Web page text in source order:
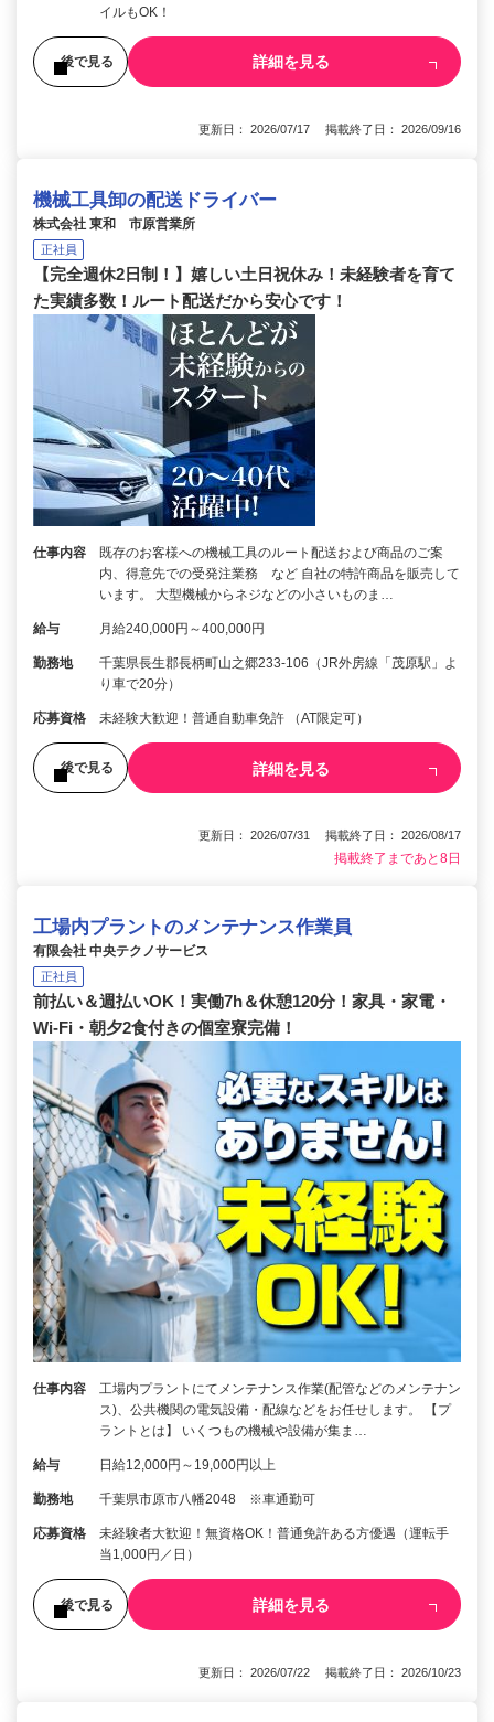
イルもOK！
後で見る 詳細を見る
更新日： 2026/07/17 掲載終了日： 2026/09/16
機械工具卸の配送ドライバー
株式会社 東和 市原営業所
正社員
【完全週休2日制！】嬉しい土日祝休み！未経験者を育て
た実績多数！ルート配送だから安心です！
仕事内容
既存のお客様への機械工具のルート配送および商品のご案
内、得意先での受発注業務 など 自社の特許商品を販売して
います。 大型機械からネジなどの小さいものま…
給与 月給240,000円～400,000円
勤務地
千葉県長生郡長柄町山之郷233-106（JR外房線「茂原駅」よ
り車で20分）
応募資格 未経験大歓迎！普通自動車免許 （AT限定可）
後で見る 詳細を見る
更新日： 2026/07/31 掲載終了日： 2026/08/17
掲載終了まであと8日
工場内プラントのメンテナンス作業員
有限会社 中央テクノサービス
正社員
前払い＆週払いOK！実働7h＆休憩120分！家具・家電・
Wi-Fi・朝夕2食付きの個室寮完備！
仕事内容
工場内プラントにてメンテナンス作業(配管などのメンテナン
ス)、公共機関の電気設備・配線などをお任せします。 【プ
ラントとは】 いくつもの機械や設備が集ま…
給与 日給12,000円～19,000円以上
勤務地 千葉県市原市八幡2048 ※車通勤可
応募資格
未経験者大歓迎！無資格OK！普通免許ある方優遇（運転手
当1,000円／日）
後で見る 詳細を見る
更新日： 2026/07/22 掲載終了日： 2026/10/23